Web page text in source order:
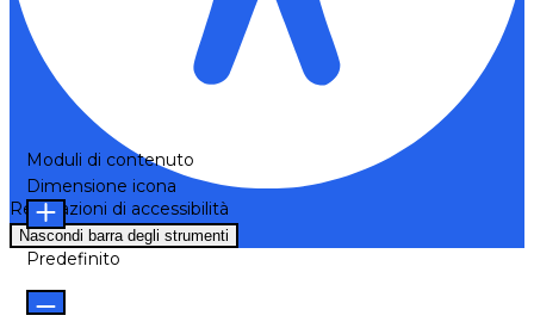
Regolazioni di accessibilità
Nascondi barra degli strumenti
Moduli di contenuto
Dimensione icona
Predefinito